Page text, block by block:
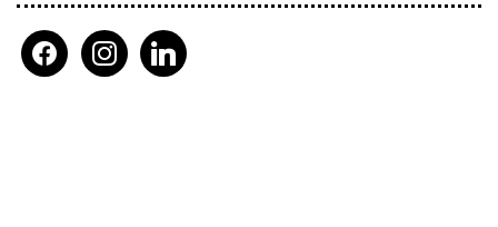
facebookinstagramlinkedin